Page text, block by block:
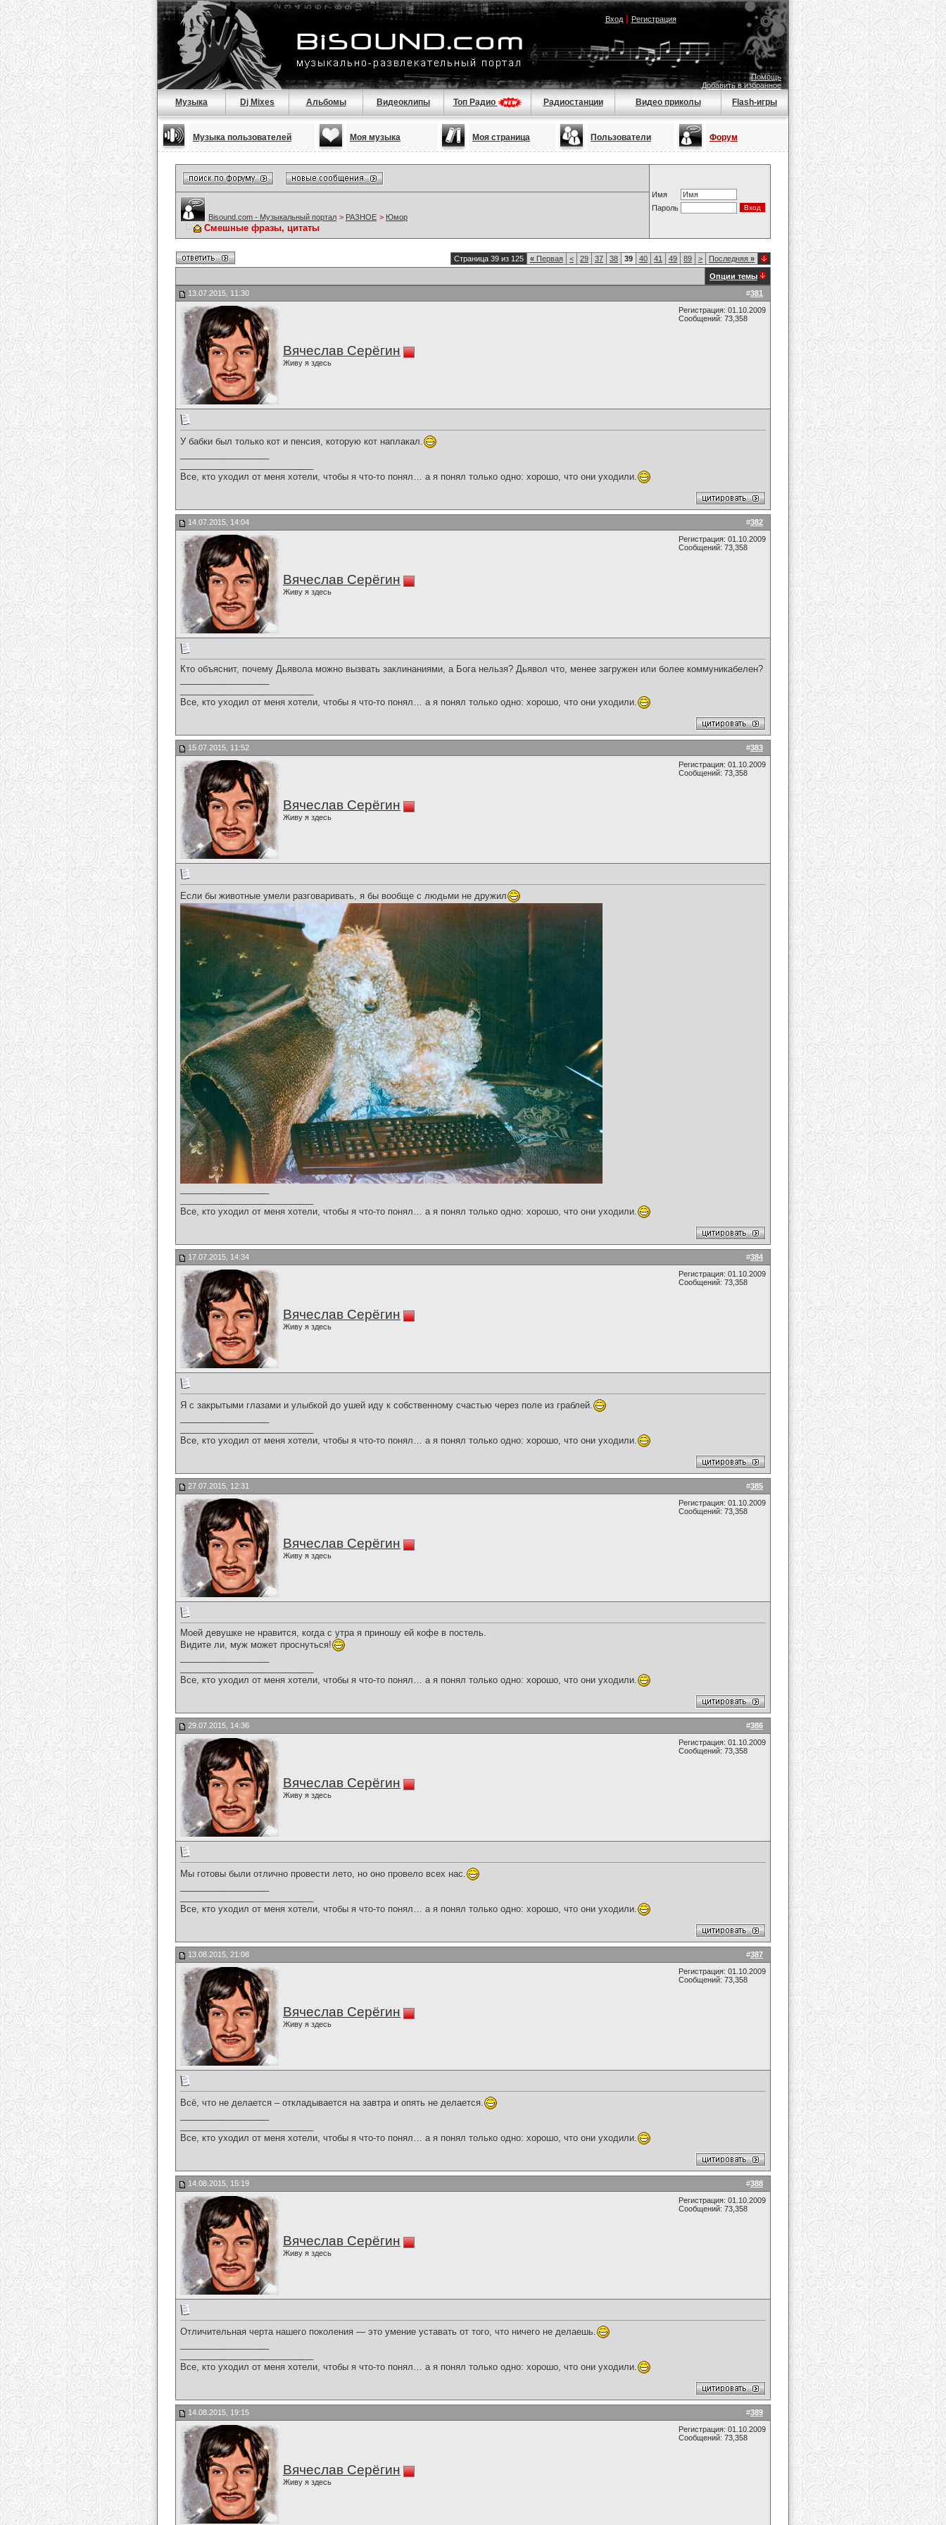
Вход| Регистрация
Помощь
Добавить в избранное
Музыка Dj Mixes Альбомы Видеоклипы Топ Радио Радиостанции Видео приколы Flash-игры
Музыка пользователей Моя музыка Моя страница Пользователи Форум
Имя
Пароль
Bisound.com - Музыкальный портал > РАЗНОЕ > Юмор
Смешные фразы, цитаты
Страница 39 из 125 « Первая < 29 37 38 39 40 41 49 89 > Последняя »
Опции темы
#381
13.07.2015, 11:30
Вячеслав Серёгин
Живу я здесь
Регистрация: 01.10.2009
Сообщений: 73,358
У бабки был только кот и пенсия, которую кот наплакал.
Все, кто уходил от меня хотели, чтобы я что-то понял… а я понял только одно: хорошо, что они уходили.
#382
14.07.2015, 14:04
Вячеслав Серёгин
Живу я здесь
Регистрация: 01.10.2009
Сообщений: 73,358
Кто объяснит, почему Дьявола можно вызвать заклинаниями, а Бога нельзя? Дьявол что, менее загружен или более коммуникабелен?
Все, кто уходил от меня хотели, чтобы я что-то понял… а я понял только одно: хорошо, что они уходили.
#383
15.07.2015, 11:52
Вячеслав Серёгин
Живу я здесь
Регистрация: 01.10.2009
Сообщений: 73,358
Если бы животные умели разговаривать, я бы вообще с людьми не дружил
Все, кто уходил от меня хотели, чтобы я что-то понял… а я понял только одно: хорошо, что они уходили.
#384
17.07.2015, 14:34
Вячеслав Серёгин
Живу я здесь
Регистрация: 01.10.2009
Сообщений: 73,358
Я с закрытыми глазами и улыбкой до ушей иду к собственному счастью через поле из граблей.
Все, кто уходил от меня хотели, чтобы я что-то понял… а я понял только одно: хорошо, что они уходили.
#385
27.07.2015, 12:31
Вячеслав Серёгин
Живу я здесь
Регистрация: 01.10.2009
Сообщений: 73,358
Моей девушке не нравится, когда с утра я приношу ей кофе в постель.
Видите ли, муж может проснуться!
Все, кто уходил от меня хотели, чтобы я что-то понял… а я понял только одно: хорошо, что они уходили.
#386
29.07.2015, 14:36
Вячеслав Серёгин
Живу я здесь
Регистрация: 01.10.2009
Сообщений: 73,358
Мы готовы были отлично провести лето, но оно провело всех нас.
Все, кто уходил от меня хотели, чтобы я что-то понял… а я понял только одно: хорошо, что они уходили.
#387
13.08.2015, 21:08
Вячеслав Серёгин
Живу я здесь
Регистрация: 01.10.2009
Сообщений: 73,358
Всё, что не делается – откладывается на завтра и опять не делается.
Все, кто уходил от меня хотели, чтобы я что-то понял… а я понял только одно: хорошо, что они уходили.
#388
14.08.2015, 15:19
Вячеслав Серёгин
Живу я здесь
Регистрация: 01.10.2009
Сообщений: 73,358
Отличительная черта нашего поколения — это умение уставать от того, что ничего не делаешь.
Все, кто уходил от меня хотели, чтобы я что-то понял… а я понял только одно: хорошо, что они уходили.
#389
14.08.2015, 19:15
Вячеслав Серёгин
Живу я здесь
Регистрация: 01.10.2009
Сообщений: 73,358